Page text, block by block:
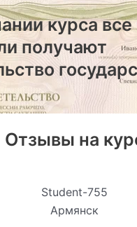
курса все
получают
Отзывы на
Student-755
Армянск